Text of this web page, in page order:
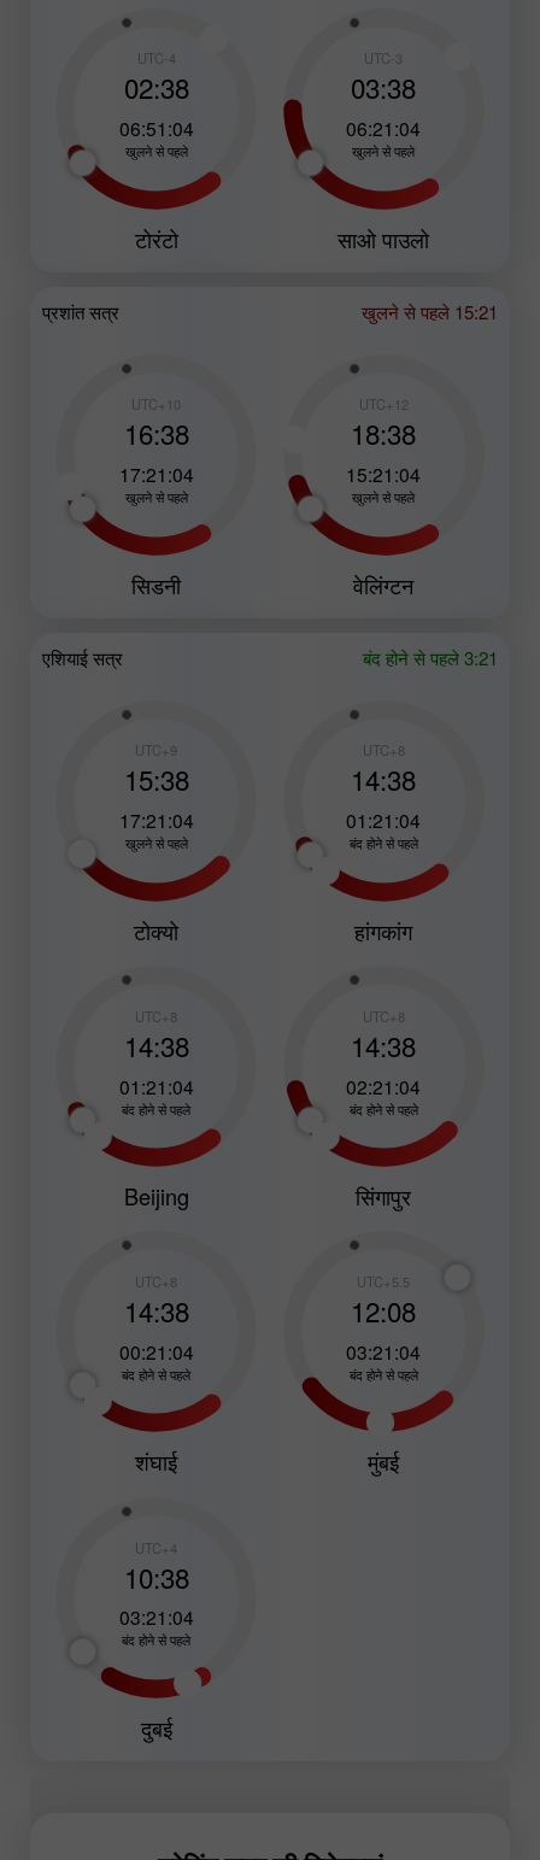
UTC-4
02:38
06:51:02
खुलने से पहले
टोरंटो
UTC-3
03:38
06:21:02
खुलने से पहले
साओ पाउलो
प्रशांत सत्र खुलने से पहले 15:21
UTC+10
16:38
17:21:02
खुलने से पहले
सिडनी
UTC+12
18:38
15:21:02
खुलने से पहले
वेलिंग्टन
एशियाई सत्र बंद होने से पहले 3:21
UTC+9
15:38
17:21:02
खुलने से पहले
टोक्यो
UTC+8
14:38
01:21:02
बंद होने से पहले
हांगकांग
UTC+8
14:38
01:21:02
बंद होने से पहले
Beijing
UTC+8
14:38
02:21:02
बंद होने से पहले
सिंगापुर
UTC+8
14:38
00:21:02
बंद होने से पहले
शंघाई
UTC+5.5
12:08
03:21:02
बंद होने से पहले
मुंबई
UTC+4
10:38
03:21:02
बंद होने से पहले
दुबई